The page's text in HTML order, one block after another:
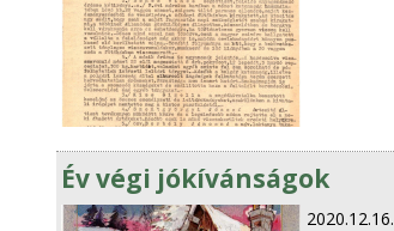
Év végi jókívánságok
2020.12.16.